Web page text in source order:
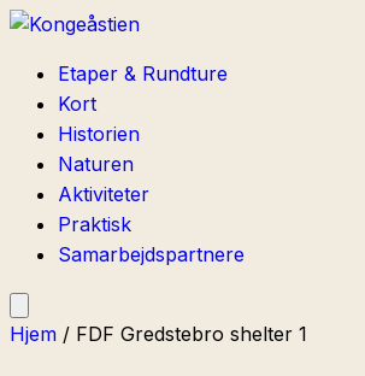
Etaper & Rundture
Kort
Historien
Naturen
Aktiviteter
Praktisk
Samarbejdspartnere
Hjem / FDF Gredstebro shelter 1